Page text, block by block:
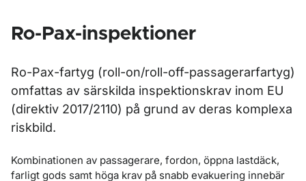
Ro-Pax-inspektioner
Ro-Pax-fartyg (roll-on/roll-off-passagerarfartyg)
omfattas av särskilda inspektionskrav inom EU
(direktiv 2017/2110) på grund av deras komplexa
riskbild.
Kombinationen av passagerare, fordon, öppna lastdäck,
farligt gods samt höga krav på snabb evakuering innebär